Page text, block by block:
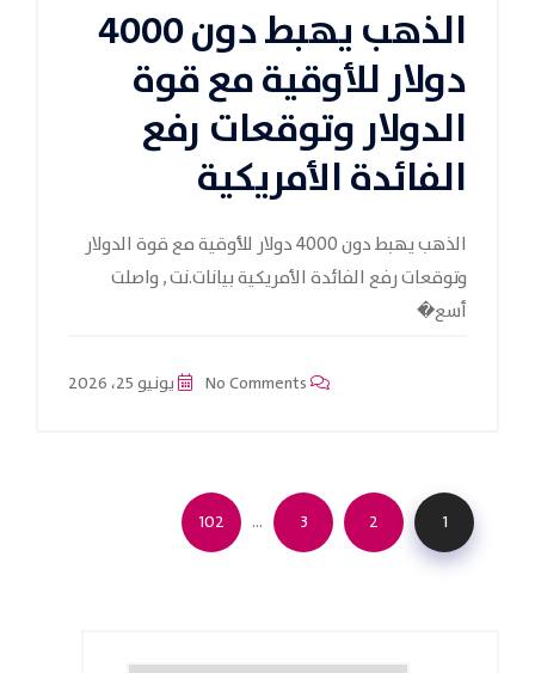
الذهب يهبط دون 4000
دولار للأوقية مع قوة
الدولار وتوقعات رفع
الفائدة الأمريكية
الذهب يهبط دون 4000 دولار للأوقية مع قوة الدولار
وتوقعات رفع الفائدة الأمريكية بيانات.نت , واصلت
أسع�
يونيو 25، 2026
1
2
3
…
102